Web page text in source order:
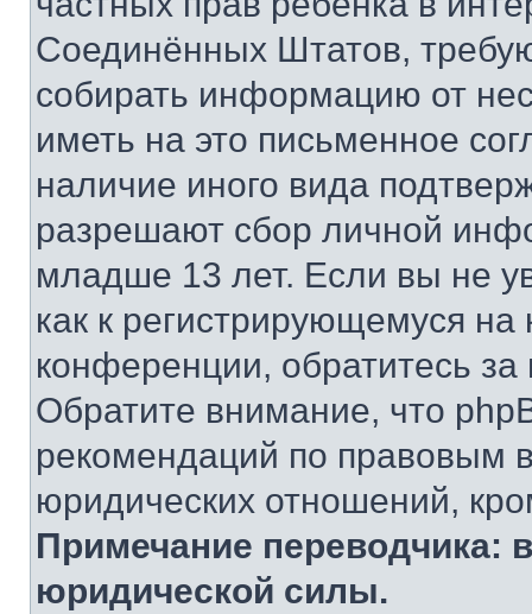
Соединённых Штатов,
собирать информацию от
иметь на это письменное
наличие иного вида
разрешают сбор личной
младше 13 лет. Если вы не
как к регистрирующемуся
конференции, обратитесь
Обратите внимание, что
рекомендаций по правовым
юридических отношений,
Примечание переводчика:
юридической силы.